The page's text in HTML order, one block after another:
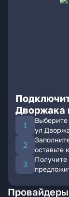
Дворжака
ул
Получите